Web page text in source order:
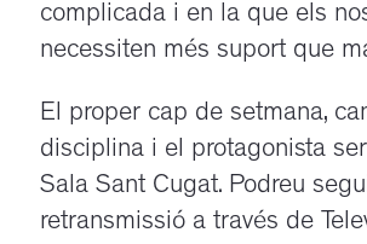
complicada i en la que els
necessiten més suport que
El proper cap de setmana,
disciplina i el protagonista
Sala Sant Cugat. Podreu
retransmissió a través de